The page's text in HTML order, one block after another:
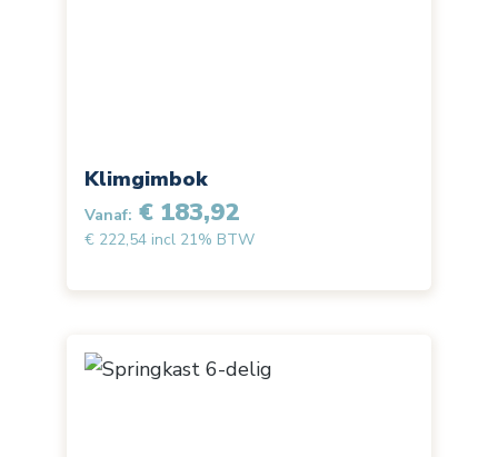
Klimgimbok
Vanaf: € 183,92
€ 222,54 incl 21% BTW